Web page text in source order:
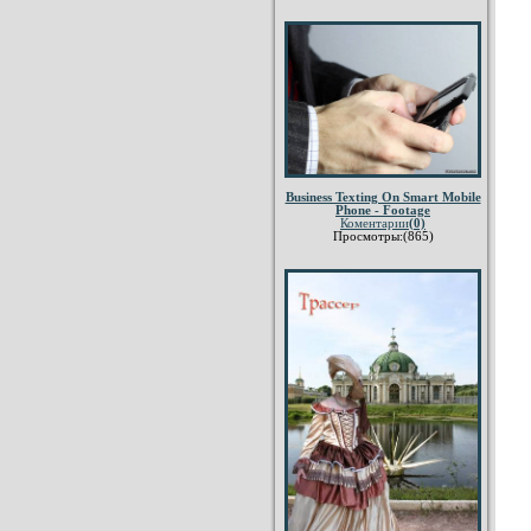
Business Texting On Smart Mobile
Phone - Footage
Коментарии(0)
Просмотры:(865)